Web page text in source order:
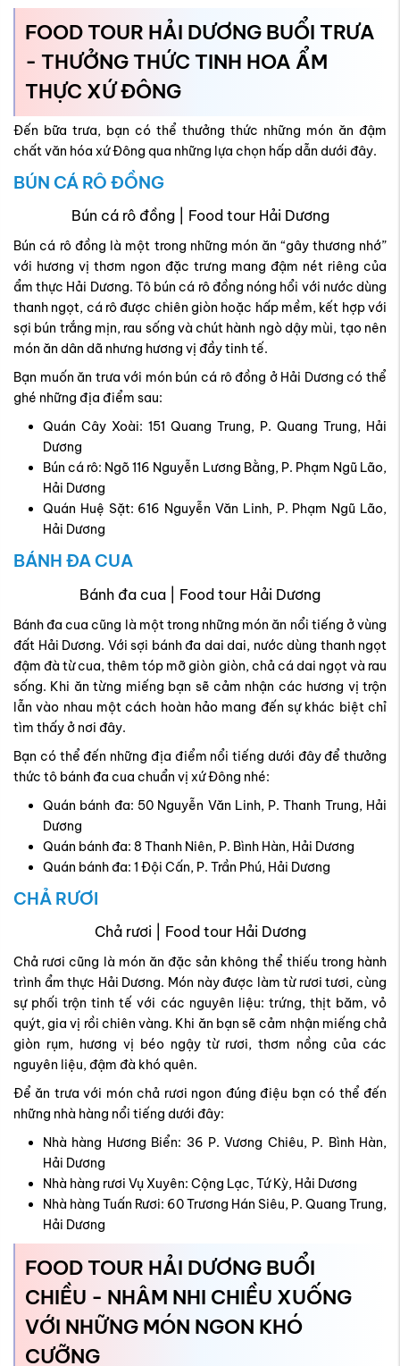
FOOD TOUR HẢI DƯƠNG BUỔI TRƯA
- THƯỞNG THỨC TINH HOA ẨM
THỰC XỨ ĐÔNG
Đến bữa trưa, bạn có thể thưởng thức những món ăn đậm
chất văn hóa xứ Đông qua những lựa chọn hấp dẫn dưới đây.
BÚN CÁ RÔ ĐỒNG
Bún cá rô đồng | Food tour Hải Dương
Bún cá rô đồng là một trong những món ăn “gây thương nhớ”
với hương vị thơm ngon đặc trưng mang đậm nét riêng của
ẩm thực Hải Dương. Tô bún cá rô đồng nóng hổi với nước dùng
thanh ngọt, cá rô được chiên giòn hoặc hấp mềm, kết hợp với
sợi bún trắng mịn, rau sống và chút hành ngò dậy mùi, tạo nên
món ăn dân dã nhưng hương vị đầy tinh tế.
Bạn muốn ăn trưa với món bún cá rô đồng ở Hải Dương có thể
ghé những địa điểm sau:
Quán Cây Xoài: 151 Quang Trung, P. Quang Trung, Hải
Dương
Bún cá rô: Ngõ 116 Nguyễn Lương Bằng, P. Phạm Ngũ Lão,
Hải Dương
Quán Huệ Sặt: 616 Nguyễn Văn Linh, P. Phạm Ngũ Lão,
Hải Dương
BÁNH ĐA CUA
Bánh đa cua | Food tour Hải Dương
Bánh đa cua cũng là một trong những món ăn nổi tiếng ở vùng
đất Hải Dương. Với sợi bánh đa dai dai, nước dùng thanh ngọt
đậm đà từ cua, thêm tóp mỡ giòn giòn, chả cá dai ngọt và rau
sống. Khi ăn từng miếng bạn sẽ cảm nhận các hương vị trộn
lẫn vào nhau một cách hoàn hảo mang đến sự khác biệt chỉ
tìm thấy ở nơi đây.
Bạn có thể đến những địa điểm nổi tiếng dưới đây để thưởng
thức tô bánh đa cua chuẩn vị xứ Đông nhé:
Quán bánh đa: 50 Nguyễn Văn Linh, P. Thanh Trung, Hải
Dương
Quán bánh đa: 8 Thanh Niên, P. Bình Hàn, Hải Dương
Quán bánh đa: 1 Đội Cấn, P. Trần Phú, Hải Dương
CHẢ RƯƠI
Chả rươi | Food tour Hải Dương
Chả rươi cũng là món ăn đặc sản không thể thiếu trong hành
trình ẩm thực Hải Dương. Món này được làm từ rươi tươi, cùng
sự phối trộn tinh tế với các nguyên liệu: trứng, thịt băm, vỏ
quýt, gia vị rồi chiên vàng. Khi ăn bạn sẽ cảm nhận miếng chả
giòn rụm, hương vị béo ngậy từ rươi, thơm nồng của các
nguyên liệu, đậm đà khó quên.
Để ăn trưa với món chả rươi ngon đúng điệu bạn có thể đến
những nhà hàng nổi tiếng dưới đây:
Nhà hàng Hương Biển: 36 P. Vương Chiêu, P. Bình Hàn,
Hải Dương
Nhà hàng rươi Vụ Xuyên: Cộng Lạc, Tứ Kỳ, Hải Dương
Nhà hàng Tuấn Rươi: 60 Trương Hán Siêu, P. Quang Trung,
Hải Dương
FOOD TOUR HẢI DƯƠNG BUỔI
CHIỀU - NHÂM NHI CHIỀU XUỐNG
VỚI NHỮNG MÓN NGON KHÓ
CƯỠNG